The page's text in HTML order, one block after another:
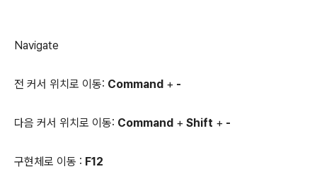
Navigate
전 커서 위치로 이동: Command + -
다음 커서 위치로 이동: Command + Shift + -
구현체로 이동 : F12